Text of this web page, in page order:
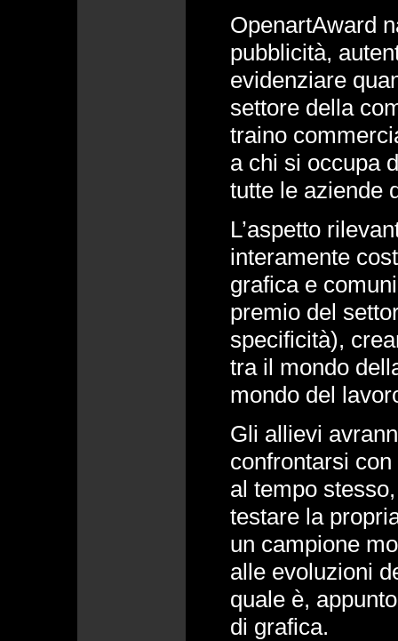
OpenartAward
pubblicità,
evidenziare
settore della
traino
a chi si occupa
tutte le aziende
L’aspetto
interamente
grafica e
premio del
specificità),
tra il mondo
mondo del
Gli allievi
confrontarsi
al tempo
testare la
un campione
alle evoluzioni
quale è,
di grafica.